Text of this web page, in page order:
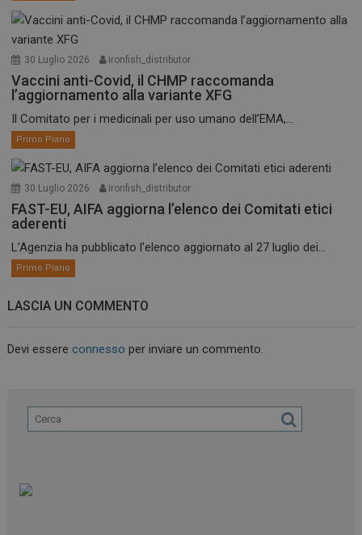
30 Luglio 2026 ironfish_distributor
Vaccini anti-Covid, il CHMP raccomanda
l’aggiornamento alla variante XFG
Il Comitato per i medicinali per uso umano dell’EMA,...
Primo Piano
30 Luglio 2026 ironfish_distributor
FAST-EU, AIFA aggiorna l’elenco dei Comitati etici
aderenti
L’Agenzia ha pubblicato l’elenco aggiornato al 27 luglio dei...
Primo Piano
LASCIA UN COMMENTO
Devi essereconnesso per inviare un commento.